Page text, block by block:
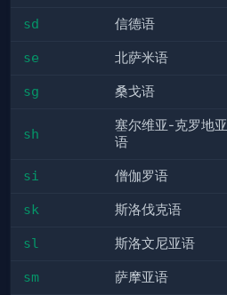
sd 信德语
se 北萨米语
sg 桑戈语
sh
塞尔维亚-克罗地亚
语
si 僧伽罗语
sk 斯洛伐克语
sl 斯洛文尼亚语
sm 萨摩亚语